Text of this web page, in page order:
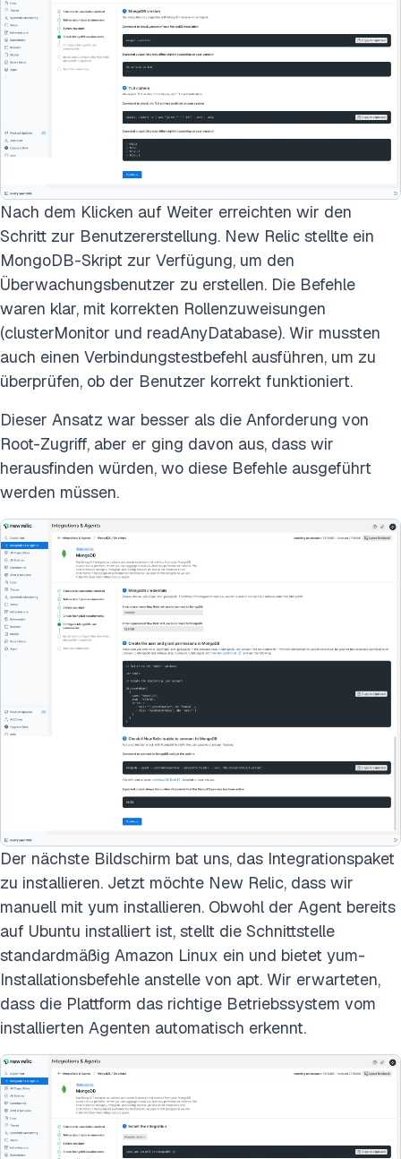
Nach dem Klicken auf Weiter erreichten wir den
Schritt zur Benutzererstellung. New Relic stellte ein
MongoDB-Skript zur Verfügung, um den
Überwachungsbenutzer zu erstellen. Die Befehle
waren klar, mit korrekten Rollenzuweisungen
(clusterMonitor und readAnyDatabase). Wir mussten
auch einen Verbindungstestbefehl ausführen, um zu
überprüfen, ob der Benutzer korrekt funktioniert.
Dieser Ansatz war besser als die Anforderung von
Root-Zugriff, aber er ging davon aus, dass wir
herausfinden würden, wo diese Befehle ausgeführt
werden müssen.
Der nächste Bildschirm bat uns, das Integrationspaket
zu installieren. Jetzt möchte New Relic, dass wir
manuell mit yum installieren. Obwohl der Agent bereits
auf Ubuntu installiert ist, stellt die Schnittstelle
standardmäßig Amazon Linux ein und bietet yum-
Installationsbefehle anstelle von apt. Wir erwarteten,
dass die Plattform das richtige Betriebssystem vom
installierten Agenten automatisch erkennt.